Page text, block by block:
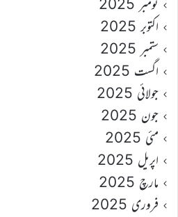
نومبر 2025
اکتوبر 2025
ستمبر 2025
اگست 2025
جولائی 2025
جون 2025
مئی 2025
اپریل 2025
مارچ 2025
فروری 2025